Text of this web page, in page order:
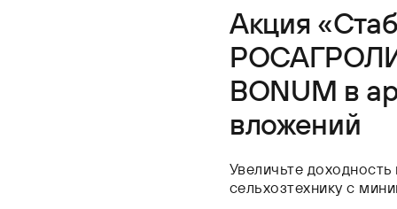
Акция
BONUM в
вложений
Увеличьте
сельхозтехнику с